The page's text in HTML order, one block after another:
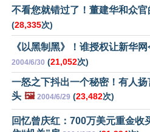
不看您就错过了！董建华和众
(28,335次)
《以黑制黑》！谁授权让新华
2004/6/30 (21,052次)
一怒之下抖出一个秘密！有人
头 🖼️ 2004/6/29 (23,482次)
回忆曾庆红：700万美元重金收